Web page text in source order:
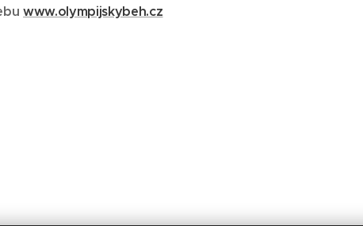
www.olympijskybeh.cz